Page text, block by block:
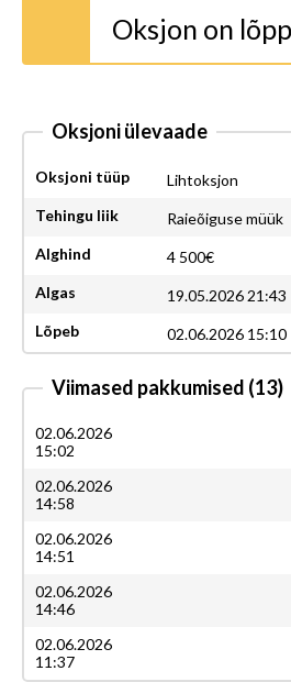
Oksjon on
Oksjoni ülevaade
Oksjoni tüüp
Lihtoksjon
Tehingu liik
Raieõiguse müük
Alghind
4 500€
Algas
19.05.2026 21:43
Lõpeb
02.06.2026 15:10
Viimased pakkumised (13)
02.06.2026
15:02
02.06.2026
14:58
02.06.2026
14:51
02.06.2026
14:46
02.06.2026
11:37